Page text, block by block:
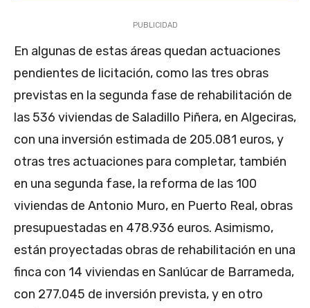
PUBLICIDAD
En algunas de estas áreas quedan actuaciones
pendientes de licitación, como las tres obras
previstas en la segunda fase de rehabilitación de
las 536 viviendas de Saladillo Piñera, en Algeciras,
con una inversión estimada de 205.081 euros, y
otras tres actuaciones para completar, también
en una segunda fase, la reforma de las 100
viviendas de Antonio Muro, en Puerto Real, obras
presupuestadas en 478.936 euros. Asimismo,
están proyectadas obras de rehabilitación en una
finca con 14 viviendas en Sanlúcar de Barrameda,
con 277.045 de inversión prevista, y en otro